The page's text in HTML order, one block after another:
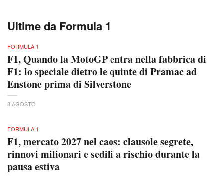
Ultime da Formula 1
FORMULA 1
F1, Quando la MotoGP entra nella fabbrica di
F1: lo speciale dietro le quinte di Pramac ad
Enstone prima di Silverstone
8 AGOSTO
FORMULA 1
F1, mercato 2027 nel caos: clausole segrete,
rinnovi milionari e sedili a rischio durante la
pausa estiva